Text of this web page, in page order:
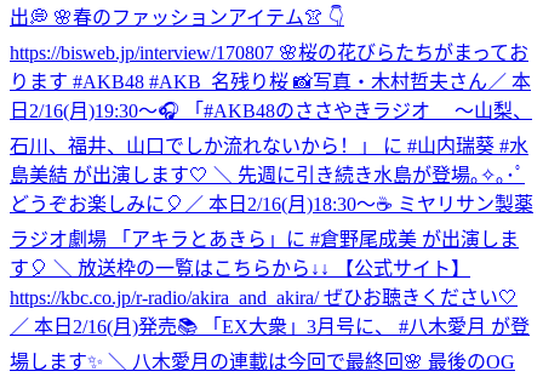
出💭 🌸春のファッションアイテム👚 👇
https://bisweb.jp/interview/170807 🌸桜の花びらたちがまってお
ります #AKB48 #AKB_名残り桜 📸写真・木村哲夫さん ／ 本
日2/16(月)19:30～🎧 「#AKB48のささやきラジオ ～山梨、
石川、福井、山口でしか流れないから！」 に #山内瑞葵 #水
島美結 が出演します🤍 ＼ 先週に引き続き水島が登場｡✧｡･ﾟ
どうぞお楽しみに🎈 ／ 本日2/16(月)18:30～☕ ミヤリサン製薬
ラジオ劇場 「アキラとあきら」に #倉野尾成美 が出演しま
す🎈 ＼ 放送枠の一覧はこちらから↓↓ 【公式サイト】
https://kbc.co.jp/r-radio/akira_and_akira/ ぜひお聴きください🤍
／ 本日2/16(月)発売📚 「EX大衆」3月号に、 #八木愛月 が登
場します✨ ＼ 八木愛月の連載は今回で最終回🌸 最後のOG